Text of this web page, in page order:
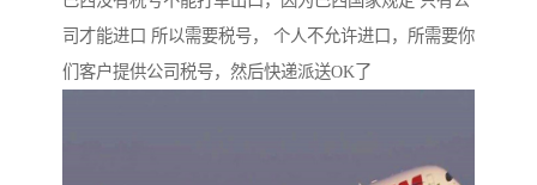
司才能进口 所以需要税号， 个人不允许进口，所需要你
们客户提供公司税号，然后快递派送OK了